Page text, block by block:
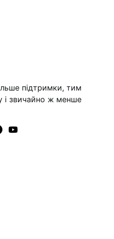
підтримки, тим
і звичайно ж менше